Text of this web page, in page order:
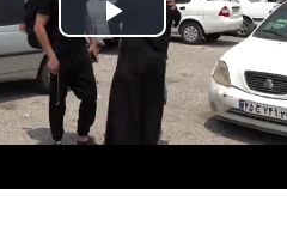
Play
Video